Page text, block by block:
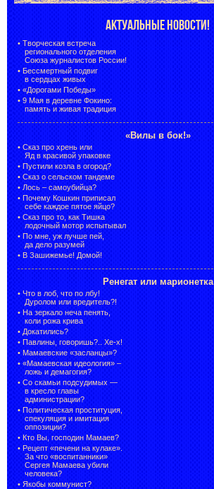
АКТУАЛЬНЫЕ НОВОСТИ!
• Творческая встреча
регионального отделения
Союза журналистов России!
• Бессмертный подвиг
в сердцах живых
• «Дорогами Победы»
• 9 Мая в деревне Фокино:
память и живая традиция
«Вилы в бок!»
• Сказ про хрень или
Яд в красивой упаковке
• Пустили козла в огород?
• Сказ о сельском тандеме
• Лось – самоубийца?
• Почему Кошкин приписал
себе каждое пятое яйцо?
• Сказ про то, как Тишка
лодочный мотор испытывал
• По мне, уж лучше пей,
да дело разумей
• В Зашижемье! Домой!
Ренегат или марионетка
• Что в лоб, что по лбу!
Дуролом или вредитель?!
• На зеркало неча пенять,
коли рожа крива
• Докатились?
• Павлины, говоришь?.. Хе-х!
• Мамаевские «засланцы»?
• «Мамаевская идеология» –
ложь и демагогия?
• Со скамьи подсудимых —
в кресло главы
администрации?
• Политическая проституция,
спекуляция и имитация
оппозиции?
• Кто Вы, господин Мамаев?
• Рецепт «печени на кулаке».
За что «воспитанники»
Сергея Мамаева убили
человека?
• Якобы коммунист?